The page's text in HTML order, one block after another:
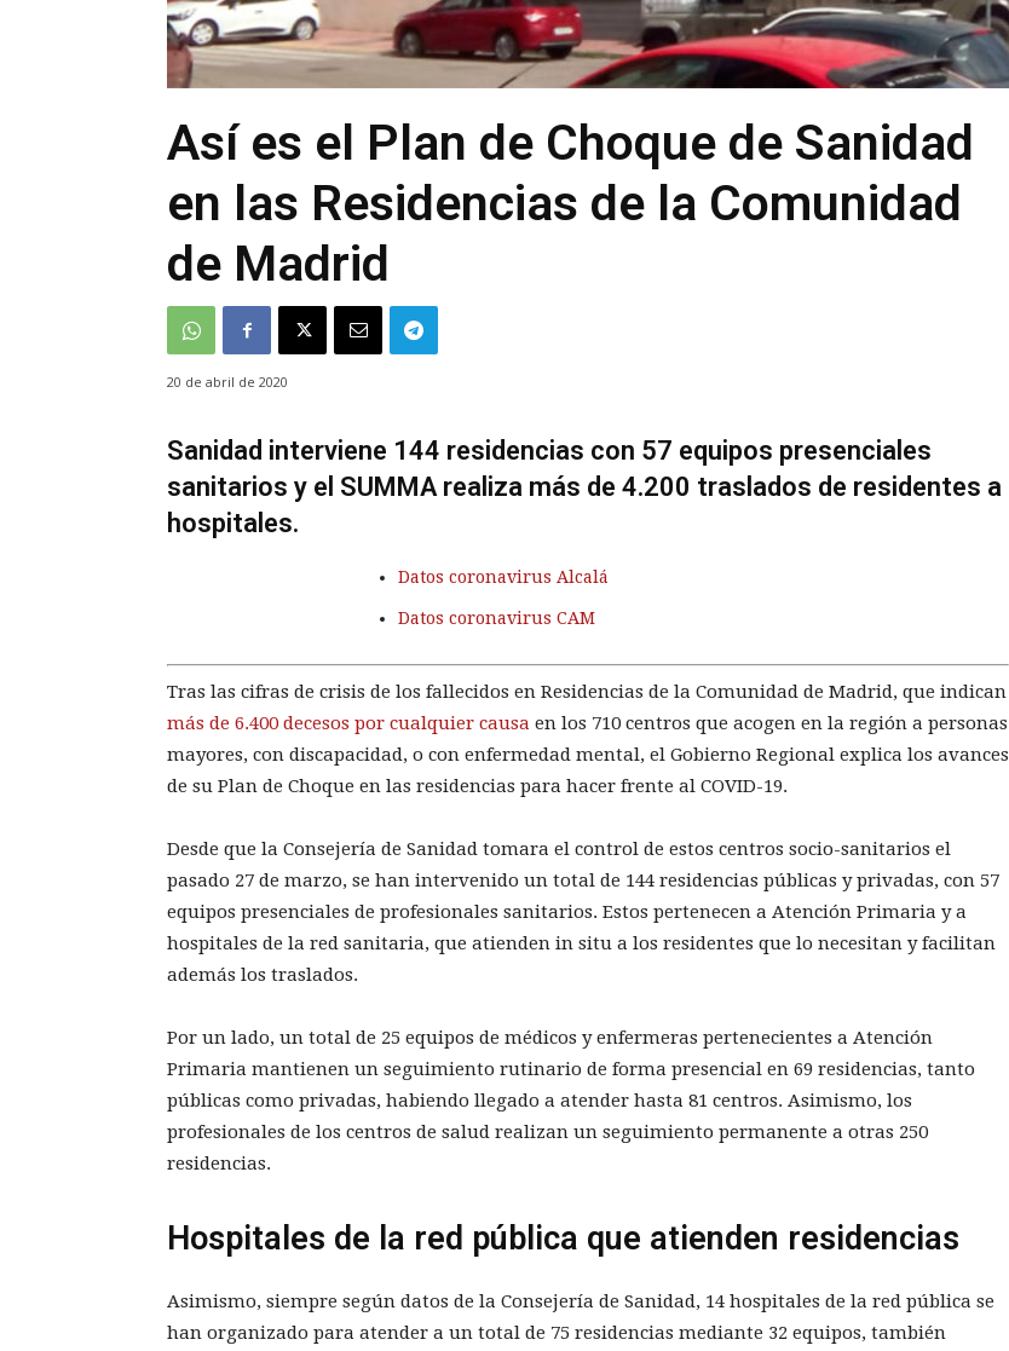
Así es el Plan de Choque de Sanidad
en las Residencias de la Comunidad
de Madrid
20 de abril de 2020
Sanidad interviene 144 residencias con 57 equipos presenciales
sanitarios y el SUMMA realiza más de 4.200 traslados de residentes a
hospitales.
Datos coronavirus Alcalá
Datos coronavirus CAM
Tras las cifras de crisis de los fallecidos en Residencias de la Comunidad de Madrid, que indican
más de 6.400 decesos por cualquier causa en los 710 centros que acogen en la región a personas
mayores, con discapacidad, o con enfermedad mental, el Gobierno Regional explica los avances
de su Plan de Choque en las residencias para hacer frente al COVID-19.
Desde que la Consejería de Sanidad tomara el control de estos centros socio-sanitarios el
pasado 27 de marzo, se han intervenido un total de 144 residencias públicas y privadas, con 57
equipos presenciales de profesionales sanitarios. Estos pertenecen a Atención Primaria y a
hospitales de la red sanitaria, que atienden in situ a los residentes que lo necesitan y facilitan
además los traslados.
Por un lado, un total de 25 equipos de médicos y enfermeras pertenecientes a Atención
Primaria mantienen un seguimiento rutinario de forma presencial en 69 residencias, tanto
públicas como privadas, habiendo llegado a atender hasta 81 centros. Asimismo, los
profesionales de los centros de salud realizan un seguimiento permanente a otras 250
residencias.
Hospitales de la red pública que atienden residencias
Asimismo, siempre según datos de la Consejería de Sanidad, 14 hospitales de la red pública se
han organizado para atender a un total de 75 residencias mediante 32 equipos, también